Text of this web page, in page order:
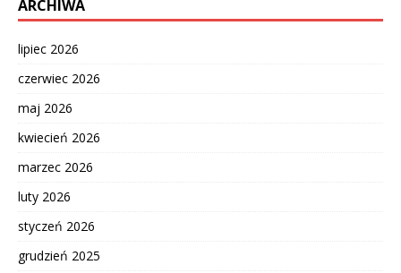
ARCHIWA
lipiec 2026
czerwiec 2026
maj 2026
kwiecień 2026
marzec 2026
luty 2026
styczeń 2026
grudzień 2025